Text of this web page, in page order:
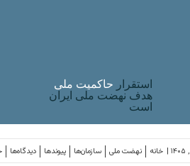
استقرار حاکميت ملی
هدف نهضت ملی ایران
است
دیدگاه‌ها پیوندها سازمان‌ها نهضت ملی خانه